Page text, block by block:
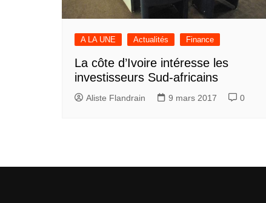
A LA UNE Actualités Finance
La côte d’Ivoire intéresse les
investisseurs Sud-africains
Aliste Flandrain 9 mars 2017 0